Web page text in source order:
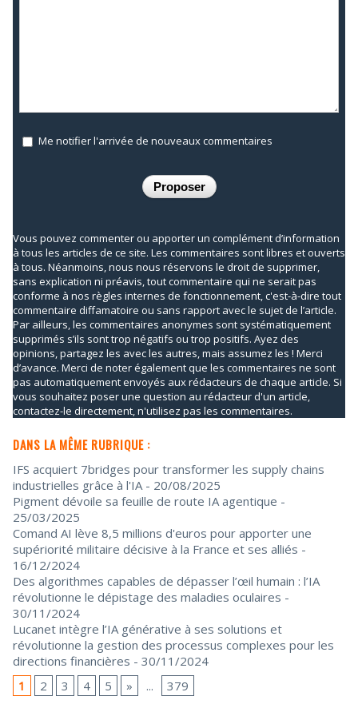
Me notifier l'arrivée de nouveaux commentaires
Vous pouvez commenter ou apporter un complément d’information
à tous les articles de ce site. Les commentaires sont libres et ouverts
à tous. Néanmoins, nous nous réservons le droit de supprimer,
sans explication ni préavis, tout commentaire qui ne serait pas
conforme à nos règles internes de fonctionnement, c'est-à-dire tout
commentaire diffamatoire ou sans rapport avec le sujet de l’article.
Par ailleurs, les commentaires anonymes sont systématiquement
supprimés s’ils sont trop négatifs ou trop positifs. Ayez des
opinions, partagez les avec les autres, mais assumez les ! Merci
d’avance. Merci de noter également que les commentaires ne sont
pas automatiquement envoyés aux rédacteurs de chaque article. Si
vous souhaitez poser une question au rédacteur d'un article,
contactez-le directement, n'utilisez pas les commentaires.
DANS LA MÊME RUBRIQUE :
IFS acquiert 7bridges pour transformer les supply chains
industrielles grâce à l'IA - 20/08/2025
Pigment dévoile sa feuille de route IA agentique -
25/03/2025
Comand AI lève 8,5 millions d'euros pour apporter une
supériorité militaire décisive à la France et ses alliés -
16/12/2024
Des algorithmes capables de dépasser l’œil humain : l’IA
révolutionne le dépistage des maladies oculaires -
30/11/2024
Lucanet intègre l’IA générative à ses solutions et
révolutionne la gestion des processus complexes pour les
directions financières - 30/11/2024
1
2 3 4 5 » ... 379